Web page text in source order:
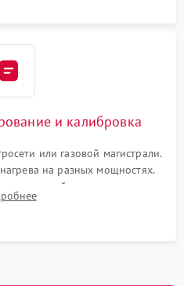
и калибровка
или газовой магистрали.
на разных мощностях.
таймера, индикаторов
защиты от перегрева.